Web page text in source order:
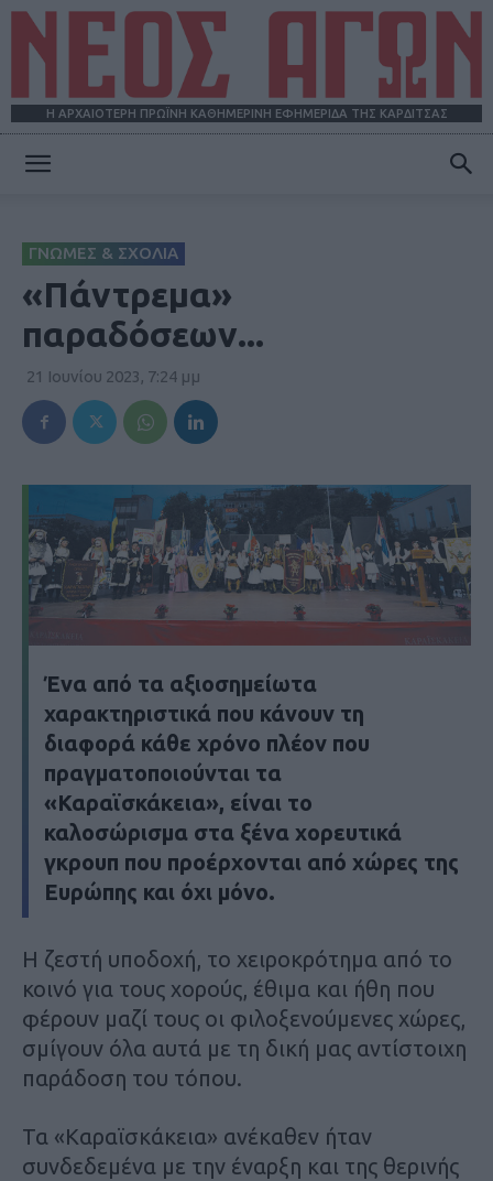
Η ΑΡΧΑΙΟΤΕΡΗ ΠΡΩΪΝΗ ΚΑΘΗΜΕΡΙΝΗ ΕΦΗΜΕΡΙΔΑ ΤΗΣ ΚΑΡΔΙΤΣΑΣ
ΓΝΩΜΕΣ & ΣΧΟΛΙΑ
«Πάντρεμα»
παραδόσεων...
21 Ιουνίου 2023, 7:24 μμ
Ένα από τα αξιοσημείωτα
χαρακτηριστικά που κάνουν τη
διαφορά κάθε χρόνο πλέον που
πραγματοποιούνται τα
«Καραϊσκάκεια», είναι το
καλοσώρισμα στα ξένα χορευτικά
γκρουπ που προέρχονται από χώρες της
Ευρώπης και όχι μόνο.
Η ζεστή υποδοχή, το χειροκρότημα από το
κοινό για τους χορούς, έθιμα και ήθη που
φέρουν μαζί τους οι φιλοξενούμενες χώρες,
σμίγουν όλα αυτά με τη δική μας αντίστοιχη
παράδοση του τόπου.
Τα «Καραϊσκάκεια» ανέκαθεν ήταν
συνδεδεμένα με την έναρξη και της θερινής